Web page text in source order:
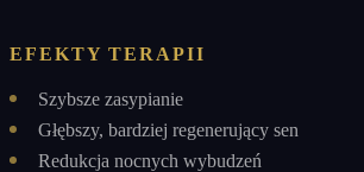
EFEKTY TERAPII
Szybsze zasypianie
Głębszy, bardziej regenerujący sen
Redukcja nocnych wybudzeń